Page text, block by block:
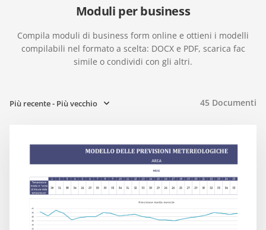
Moduli per business
Compila moduli di business form online e ottieni i modelli
compilabili nel formato a scelta: DOCX e PDF, scarica fac
simile o condividi con gli altri.
Più recente - Più vecchio 45 Documenti